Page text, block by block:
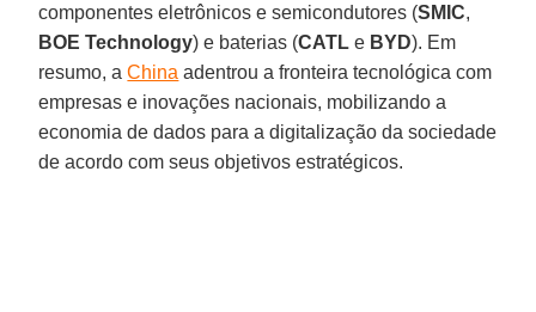
componentes eletrônicos e semicondutores (SMIC,
BOE Technology) e baterias (CATL e BYD). Em
resumo, aChina adentrou a fronteira tecnológica com
empresas e inovações nacionais, mobilizando a
economia de dados para a digitalização da sociedade
de acordo com seus objetivos estratégicos.